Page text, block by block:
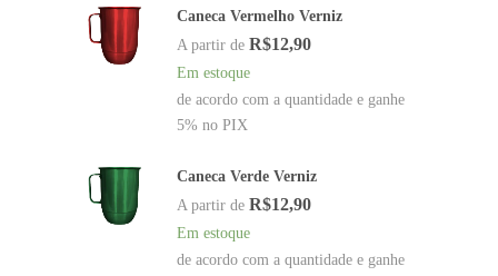
Caneca Vermelho Verniz
A partir de R$12,90
Em estoque
de acordo com a quantidade e ganhe
5% no PIX
Caneca Verde Verniz
A partir de R$12,90
Em estoque
de acordo com a quantidade e ganhe